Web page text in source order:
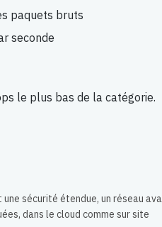
paquets bruts
seconde
le plus bas de la catégorie.
sécurité étendue, un réseau
dans le cloud comme sur site